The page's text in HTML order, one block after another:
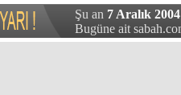
Şu an 7 Aralık 2004
Bugüne ait